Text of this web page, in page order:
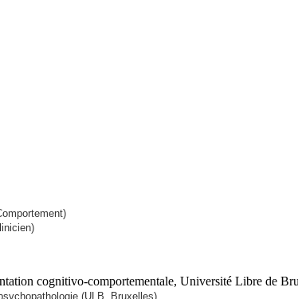
cognitivo-comportementale, Université Libre de
(ULB, Bruxelles)